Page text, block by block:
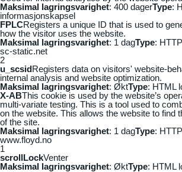
Maksimal lagringsvarighet: 400 dagerType:
informasjonskapsel
FPLCRegisters a unique ID that is used to
how the visitor uses the website.
Maksimal lagringsvarighet: 1 dagType:
sc-static.net
2
u_scsidRegisters data on visitors' website-
internal analysis and website optimization.
Maksimal lagringsvarighet: ØktType: HTML
X-ABThis cookie is used by the website’s
multi-variate testing. This is a tool used to
on the website. This allows the website to find
of the site.
Maksimal lagringsvarighet: 1 dagType:
www.floyd.no
1
scrollLockVenter
Maksimal lagringsvarighet: ØktType: HTML